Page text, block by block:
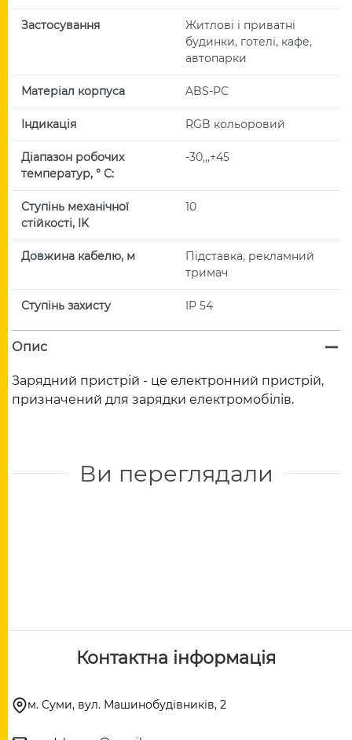
Застосування
Житлові і приватні
будинки, готелі, кафе,
автопарки
Матеріал корпуса ABS-PC
Індикація RGB кольоровий
Діапазон робочих
температур, ° С:
-30,,,+45
Ступінь механічної
стійкості, IK
10
Довжина кабелю, м
Підставка, рекламний
тримач
Ступінь захисту IP 54
Опис
Зарядний пристрій - це електронний пристрій,
призначений для зарядки електромобілів.
Ви переглядали
Контактна інформація
м. Суми, вул. Машинобудівників, 2